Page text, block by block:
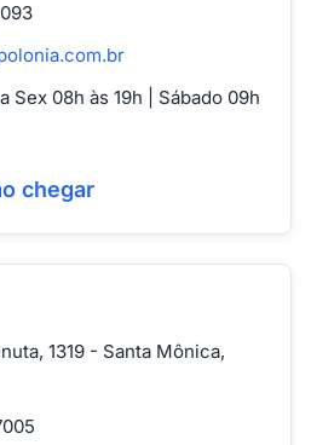
Sex 08h às 19h | Sábado 09h
chegar
1319 - Santa Mônica,